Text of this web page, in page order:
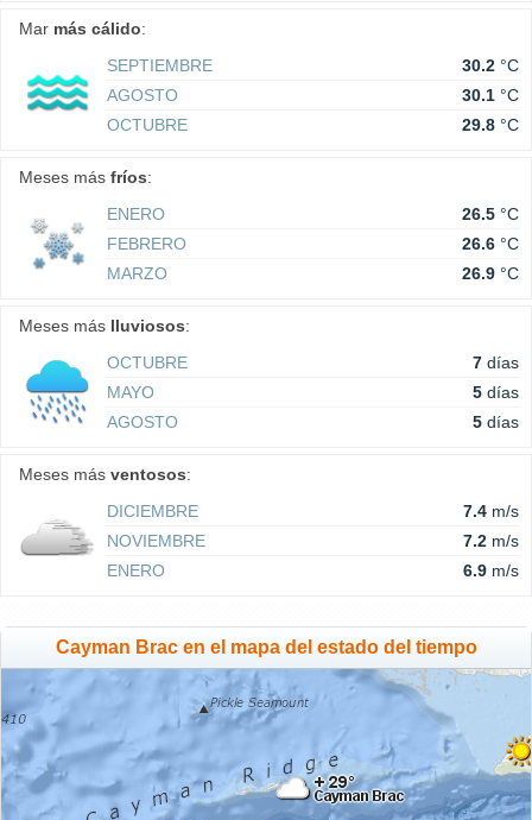
Mar más cálido:
SEPTIEMBRE
30.2 °C
AGOSTO
30.1 °C
OCTUBRE
29.8 °C
Meses más fríos:
ENERO
26.5 °C
FEBRERO
26.6 °C
MARZO
26.9 °C
Meses más lluviosos:
OCTUBRE
7 días
MAYO
5 días
AGOSTO
5 días
Meses más ventosos:
DICIEMBRE
7.4 m/s
NOVIEMBRE
7.2 m/s
ENERO
6.9 m/s
Cayman Brac en el mapa del estado del tiempo